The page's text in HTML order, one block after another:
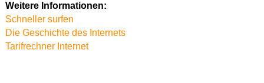
Weitere Informationen:
Schneller surfen
Die Geschichte des Internets
Tarifrechner Internet